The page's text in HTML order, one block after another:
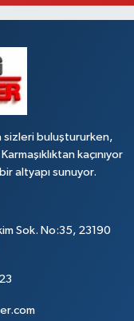
IŞIKLARININ YANI
sizleri buluştururken,
kaçınıyor
altyapı sunuyor.
Sok. No:35, 23190